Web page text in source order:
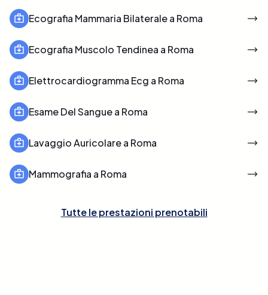
Ecografia Mammaria Bilaterale a Roma
Ecografia Muscolo Tendinea a Roma
Elettrocardiogramma Ecg a Roma
Esame Del Sangue a Roma
Lavaggio Auricolare a Roma
Mammografia a Roma
Tutte le prestazioni prenotabili